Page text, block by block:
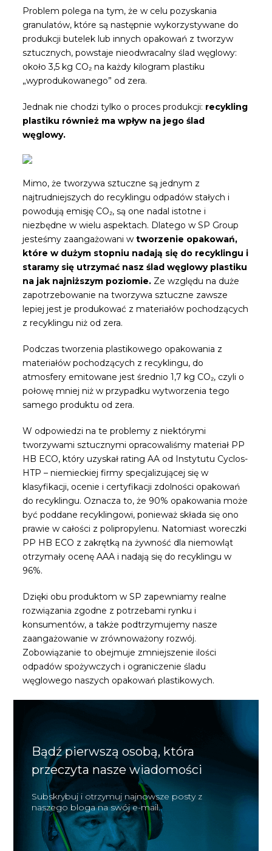
Problem polega na tym, że w celu pozyskania
granulatów, które są następnie wykorzystywane do
produkcji butelek lub innych opakowań z tworzyw
sztucznych, powstaje nieodwracalny ślad węglowy:
około 3,5 kg CO₂ na każdy kilogram plastiku
„wyprodukowanego” od zera.
Jednak nie chodzi tylko o proces produkcji: recykling
plastiku również ma wpływ na jego ślad
węglowy.
Mimo, że tworzywa sztuczne są jednym z
najtrudniejszych do recyklingu odpadów stałych i
powodują emisję CO₂, są one nadal istotne i
niezbędne w wielu aspektach. Dlatego w SP Group
jesteśmy zaangażowani wtworzenie opakowań,
które w dużym stopniu nadają się do recyklingu i
staramy się utrzymać nasz ślad węglowy plastiku
na jak najniższym poziomie. Ze względu na duże
zapotrzebowanie na tworzywa sztuczne zawsze
lepiej jest je produkować z materiałów pochodzących
z recyklingu niż od zera.
Podczas tworzenia plastikowego opakowania z
materiałów pochodzących z recyklingu, do
atmosfery emitowane jest średnio 1,7 kg CO₂, czyli o
połowę mniej niż w przypadku wytworzenia tego
samego produktu od zera.
W odpowiedzi na te problemy z niektórymi
tworzywami sztucznymi opracowaliśmymateriał PP
HB ECO, który uzyskał rating AA od Instytutu Cyclos-
HTP – niemieckiej firmy specjalizującej się w
klasyfikacji, ocenie i certyfikacji zdolności opakowań
do recyklingu. Oznacza to, że 90% opakowania może
być poddane recyklingowi, ponieważ składa się ono
prawie w całości z polipropylenu. Natomiast woreczki
PP HB ECO z zakrętką na żywność dla niemowląt
otrzymały ocenę AAA i nadają się do recyklingu w
96%.
Dzięki obu produktom w SP zapewniamy realne
rozwiązania zgodne z potrzebami rynku i
konsumentów, a także podtrzymujemy nasze
zaangażowanie w zrównoważony rozwój.
Zobowiązanie to obejmuje zmniejszenie ilości
odpadów spożywczych i ograniczenie śladu
węglowego naszych opakowań plastikowych.
Bądź pierwszą osobą, która
przeczyta nasze wiadomości
Subskrybuj i otrzymuj najnowsze posty z
naszego bloga na swój e-mail.